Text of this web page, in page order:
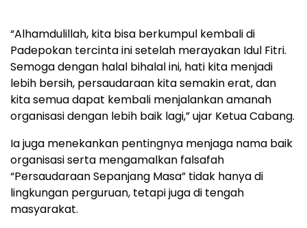
“Alhamdulillah, kita bisa berkumpul kembali di
Padepokan tercinta ini setelah merayakan Idul Fitri.
Semoga dengan halal bihalal ini, hati kita menjadi
lebih bersih, persaudaraan kita semakin erat, dan
kita semua dapat kembali menjalankan amanah
organisasi dengan lebih baik lagi,” ujar Ketua Cabang.
Ia juga menekankan pentingnya menjaga nama baik
organisasi serta mengamalkan falsafah
“Persaudaraan Sepanjang Masa” tidak hanya di
lingkungan perguruan, tetapi juga di tengah
masyarakat.